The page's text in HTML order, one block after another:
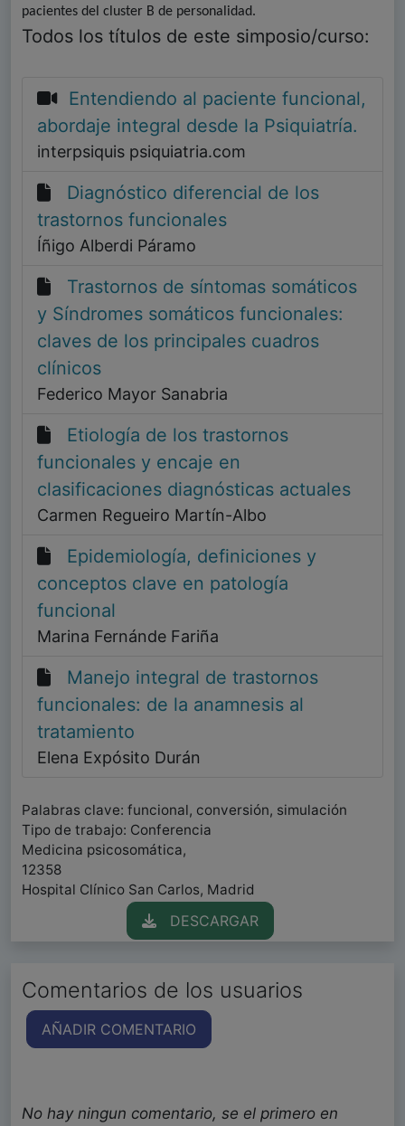
pacientes del cluster B de personalidad.
Todos los títulos de este simposio/curso:
Entendiendo al paciente funcional,
abordaje integral desde la Psiquiatría.
interpsiquis psiquiatria.com
Diagnóstico diferencial de los
trastornos funcionales
Íñigo Alberdi Páramo
Trastornos de síntomas somáticos
y Síndromes somáticos funcionales:
claves de los principales cuadros
clínicos
Federico Mayor Sanabria
Etiología de los trastornos
funcionales y encaje en
clasificaciones diagnósticas actuales
Carmen Regueiro Martín-Albo
Epidemiología, definiciones y
conceptos clave en patología
funcional
Marina Fernánde Fariña
Manejo integral de trastornos
funcionales: de la anamnesis al
tratamiento
Elena Expósito Durán
Palabras clave: funcional, conversión, simulación
Tipo de trabajo: Conferencia
Medicina psicosomática,
12358
Hospital Clínico San Carlos, Madrid
DESCARGAR
Comentarios de los usuarios
AÑADIR COMENTARIO
No hay ningun comentario, se el primero en